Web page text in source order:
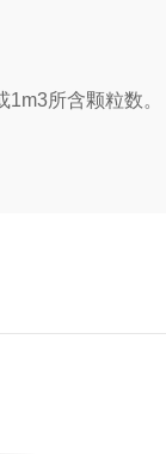
所含颗粒数。